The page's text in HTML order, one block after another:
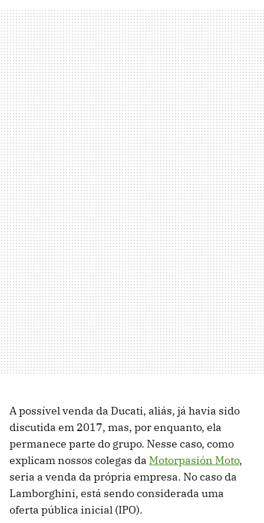
A possível venda da Ducati, aliás, já havia sido
discutida em 2017, mas, por enquanto, ela
permanece parte do grupo. Nesse caso, como
explicam nossos colegas da Motorpasión Moto,
seria a venda da própria empresa. No caso da
Lamborghini, está sendo considerada uma
oferta pública inicial (IPO).